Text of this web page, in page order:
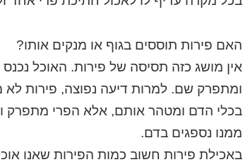
האם פירות תוססים בגוף או מנקים אותו?
ומתפרק שם. למרות דיעה נפוצה, פירות לא
בכלי הדם ומטהר אותם, אלא הפרי מתפרק
ממנו נספגים בדם.
באכילת פירות חשוב כמות הפירות שאנו